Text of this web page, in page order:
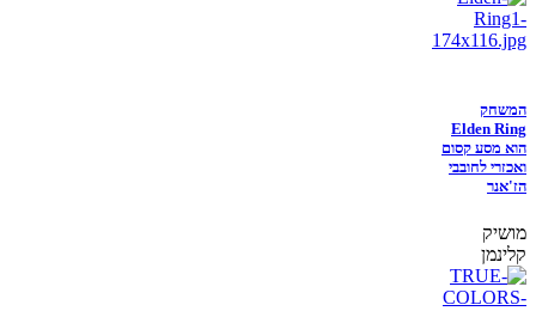
המשחק
Elden Ring
הוא מסע קסום
ואכזרי לחובבי
הז'אנר
מושיק
קלינמן